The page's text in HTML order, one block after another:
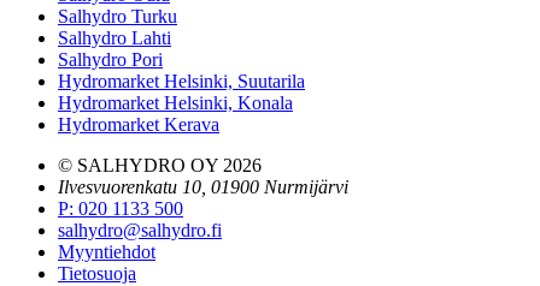
Salhydro Turku
Salhydro Lahti
Salhydro Pori
Hydromarket Helsinki, Suutarila
Hydromarket Helsinki, Konala
Hydromarket Kerava
© SALHYDRO OY 2026
Ilvesvuorenkatu 10, 01900 Nurmijärvi
P: 020 1133 500
salhydro@salhydro.fi
Myyntiehdot
Tietosuoja